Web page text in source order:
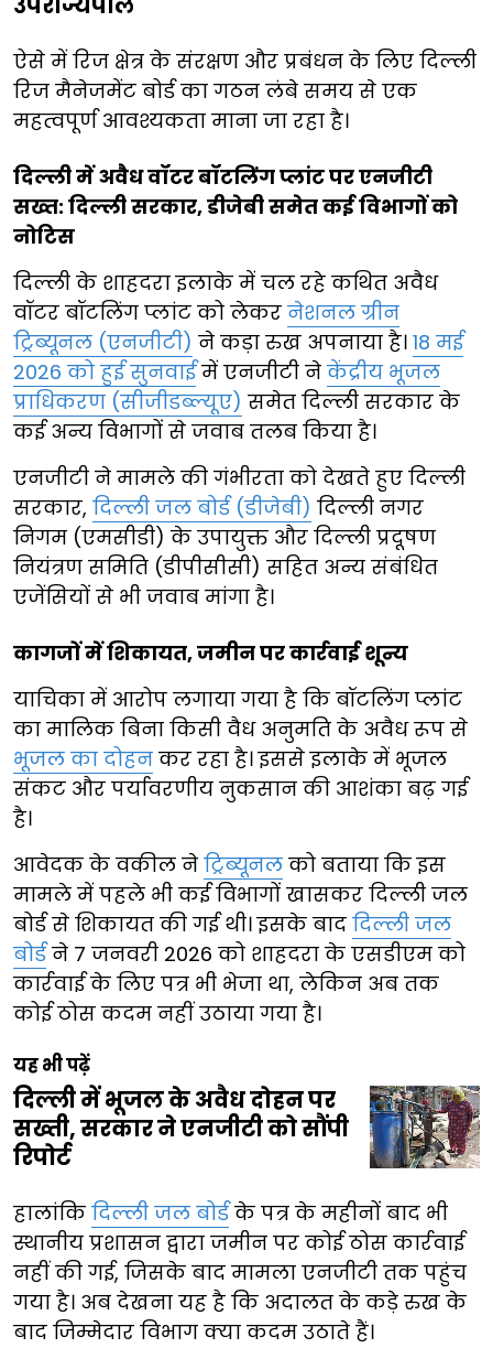
ऐसे में रिज क्षेत्र के संरक्षण और प्रबंधन के लिए दिल्ली
रिज मैनेजमेंट बोर्ड का गठन लंबे समय से एक
महत्वपूर्ण आवश्यकता माना जा रहा है।
दिल्ली में अवैध वॉटर बॉटलिंग प्लांट पर एनजीटी
सख्त: दिल्ली सरकार, डीजेबी समेत कई विभागों को
नोटिस
दिल्ली के शाहदरा इलाके में चल रहे कथित अवैध
वॉटर बॉटलिंग प्लांट को लेकर नेशनल ग्रीन
ट्रिब्यूनल (एनजीटी) ने कड़ा रुख अपनाया है। 18 मई
2026 को हुई सुनवाईमें एनजीटी ने केंद्रीय भूजल
प्राधिकरण (सीजीडब्ल्यूए) समेत दिल्ली सरकार के
कई अन्य विभागों से जवाब तलब किया है।
एनजीटी ने मामले की गंभीरता को देखते हुए दिल्ली
सरकार, दिल्ली जल बोर्ड (डीजेबी) दिल्ली नगर
निगम (एमसीडी) के उपायुक्त और दिल्ली प्रदूषण
नियंत्रण समिति (डीपीसीसी) सहित अन्य संबंधित
एजेंसियों से भी जवाब मांगा है।
कागजों में शिकायत, जमीन पर कार्रवाई शून्य
याचिका में आरोप लगाया गया है कि बॉटलिंग प्लांट
का मालिक बिना किसी वैध अनुमति के अवैध रूप से
भूजल का दोहन कर रहा है। इससे इलाके में भूजल
संकट और पर्यावरणीय नुकसान की आशंका बढ़ गई
है।
आवेदक के वकील ने ट्रिब्यूनल को बताया कि इस
मामले में पहले भी कई विभागों खासकर दिल्ली जल
बोर्ड से शिकायत की गई थी। इसके बाद दिल्ली जल
बोर्डने 7 जनवरी 2026 को शाहदरा के एसडीएम को
कार्रवाई के लिए पत्र भी भेजा था, लेकिन अब तक
कोई ठोस कदम नहीं उठाया गया है।
यह भी पढ़ें
दिल्ली में भूजल के अवैध दोहन पर
सख्ती, सरकार ने एनजीटी को सौंपी
रिपोर्ट
हालांकि दिल्ली जल बोर्डके पत्र के महीनों बाद भी
स्थानीय प्रशासन द्वारा जमीन पर कोई ठोस कार्रवाई
नहीं की गई, जिसके बाद मामला एनजीटी तक पहुंच
गया है। अब देखना यह है कि अदालत के कड़े रुख के
बाद जिम्मेदार विभाग क्या कदम उठाते हैं।